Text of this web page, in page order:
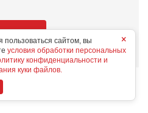
×
пользоваться сайтом, вы
условия обработки персональных
конфиденциальности и
куки файлов.